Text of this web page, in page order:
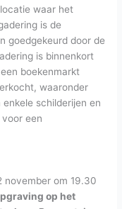
waar het
is de
goedgekeurd door de
is binnenkort
boekenmarkt
waaronder
schilderijen en
een
november om 19.30
op het